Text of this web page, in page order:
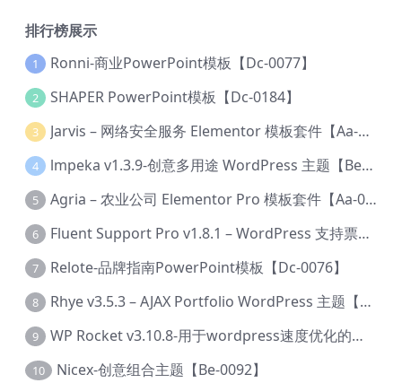
排行榜展示
1 Ronni-商业PowerPoint模板【Dc-0077】
2 SHAPER PowerPoint模板【Dc-0184】
3 Jarvis – 网络安全服务 Elementor 模板套件【Aa-0035】
4 lmpeka v1.3.9-创意多用途 WordPress 主题【Be-0064】
5 Agria – 农业公司 Elementor Pro 模板套件【Aa-0003】
6 Fluent Support Pro v1.8.1 – WordPress 支持票务系统【Cc-0041】
7 Relote-品牌指南PowerPoint模板【Dc-0076】
8 Rhye v3.5.3 – AJAX Portfolio WordPress 主题【Bi-0049】
9 WP Rocket v3.10.8-用于wordpress速度优化的缓存加速插件【Cd-0019】
10 Nicex-创意组合主题【Be-0092】